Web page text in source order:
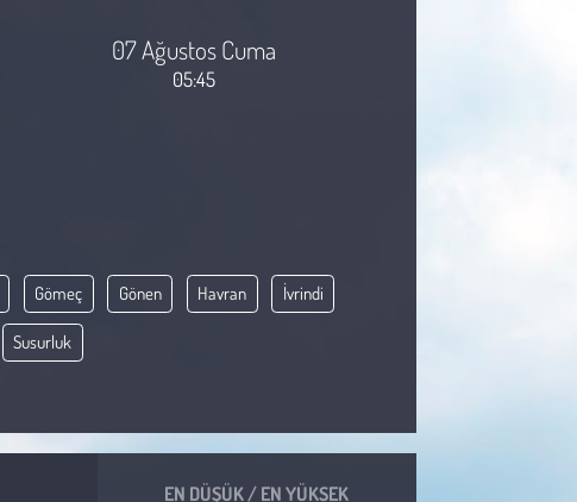
07 Ağustos Cuma
05:45
Gömeç Gönen Havran İvrindi
Susurluk
EN DÜŞÜK / EN YÜKSEK